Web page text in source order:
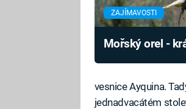
ZAJÍMAVOSTI
Mořský orel -
vesnice Ayquina.
jednadvacátém